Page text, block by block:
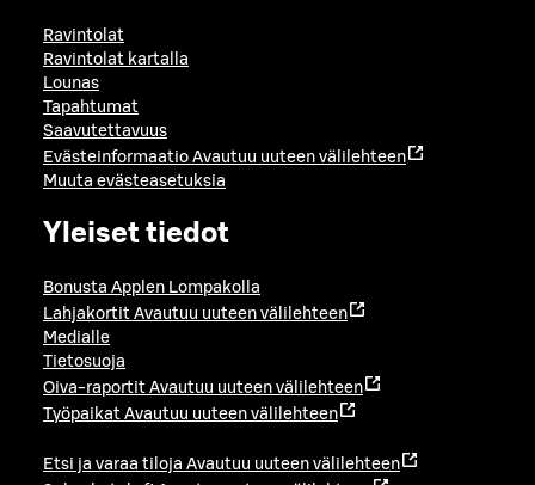
Ravintolat
Ravintolat kartalla
Lounas
Tapahtumat
Saavutettavuus
Evästeinformaatio Avautuu uuteen välilehteen
Muuta evästeasetuksia
Yleiset tiedot
Bonusta Applen Lompakolla
Lahjakortit Avautuu uuteen välilehteen
Medialle
Tietosuoja
Oiva-raportit Avautuu uuteen välilehteen
Työpaikat Avautuu uuteen välilehteen
Etsi ja varaa tiloja Avautuu uuteen välilehteen